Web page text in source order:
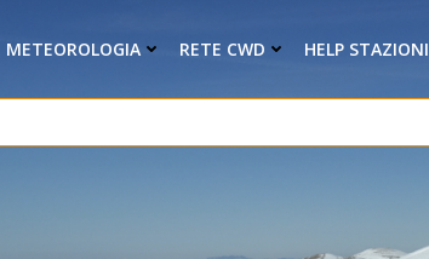
METEOROLOGIA RETE CWD HELP STAZIONI